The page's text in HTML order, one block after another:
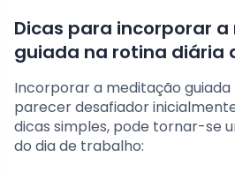
Dicas para incorporar
guiada na rotina diária
Incorporar a meditação
parecer desafiador
dicas simples, pode tornar-se
do dia de trabalho: